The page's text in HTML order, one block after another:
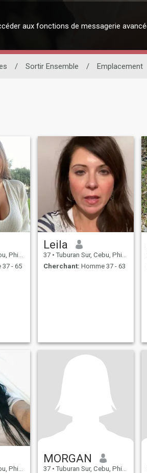
aux fonctions de messagerie
/ Sortir Ensemble / Emplacement
37 - 65
Leila
37 • Tuburan Sur, Cebu, Philippines
Cherchant: Homme 37 - 63
MORGAN
37 • Tuburan Sur, Cebu, Philippines